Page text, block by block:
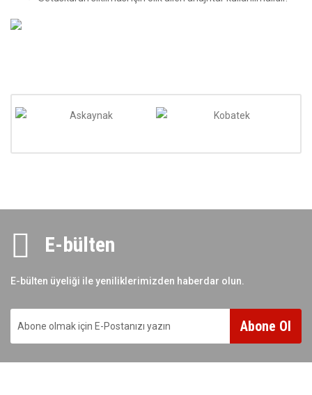
E-bülten
E-bülten üyeliği ile yeniliklerimizden haberdar olun.
Abone Ol